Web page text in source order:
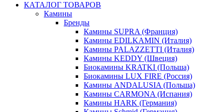
КАТАЛОГ ТОВАРОВ
Камины
Бренды
Камины SUPRA (Франция)
Камины EDILKAMIN (Италия)
Камины PALAZZETTI (Италия)
Камины KEDDY (Швеция)
Биокамины KRATKI (Польша)
Биокамины LUX FIRE (Россия)
Камины ANDALUSIA (Польша)
Камины CARMONA (Испания)
Камины HARK (Германия)